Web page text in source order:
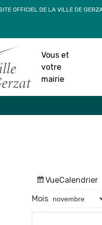
OFFICIEL DE LA VILLE DE
Vous et
votre
mairie
VueCalendrier
Mois